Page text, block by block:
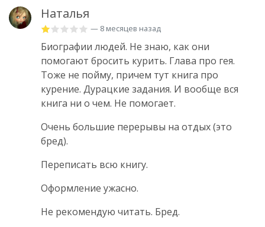
Наталья
— 8 месяцев назад
Биографии людей. Не знаю, как они
помогают бросить курить. Глава про гея.
Тоже не пойму, причем тут книга про
курение. Дурацкие задания. И вообще вся
книга ни о чем. Не помогает.
Очень большие перерывы на отдых (это
бред).
Переписать всю книгу.
Оформление ужасно.
Не рекомендую читать. Бред.